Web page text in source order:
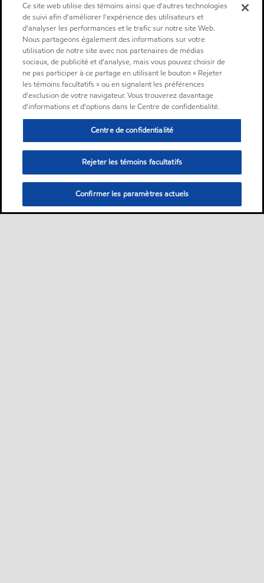
Ce site web utilise des témoins ainsi que d'autres technologies
de suivi afin d'améliorer l'expérience des utilisateurs et
d'analyser les performances et le trafic sur notre site Web.
Nous partageons également des informations sur votre
utilisation de notre site avec nos partenaires de médias
sociaux, de publicité et d'analyse, mais vous pouvez choisir de
ne pas participer à ce partage en utilisant le bouton « Rejeter
les témoins facultatifs » ou en signalant les préférences
d'exclusion de votre navigateur. Vous trouverez davantage
d'informations et d'options dans le Centre de confidentialité.
Centre de confidentialité
Rejeter les témoins facultatifs
Confirmer les paramètres actuels